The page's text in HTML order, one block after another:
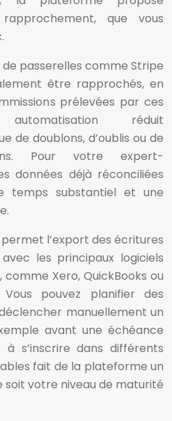
que vous
de passerelles comme Stripe
être rapprochés, en
prélevées par ces
réduit
de doublons, d’oublis ou de
Pour votre expert-
données déjà réconciliées
temps substantiel et une
l’export des écritures
les principaux logiciels
Xero, QuickBooks ou
pouvez planifier des
manuellement un
avant une échéance
s’inscrire dans différents
fait de la plateforme un
soit votre niveau de maturité